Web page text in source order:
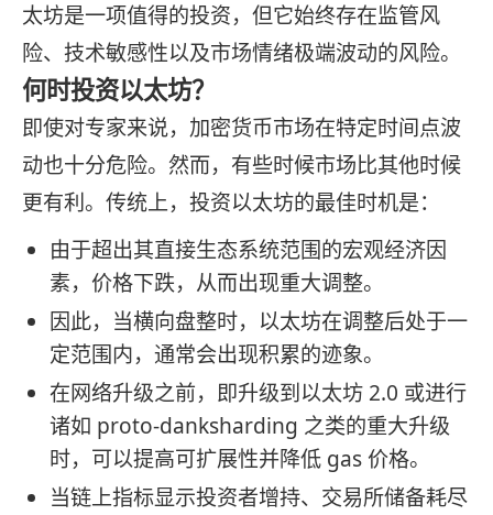
太坊是一项值得的投资，但它始终存在监管风
险、技术敏感性以及市场情绪极端波动的风险。
何时投资以太坊？
即使对专家来说，加密货币市场在特定时间点波
动也十分危险。然而，有些时候市场比其他时候
更有利。传统上，投资以太坊的最佳时机是：
由于超出其直接生态系统范围的宏观经济因
素，价格下跌，从而出现重大调整。
因此，当横向盘整时，以太坊在调整后处于一
定范围内，通常会出现积累的迹象。
在网络升级之前，即升级到以太坊 2.0 或进行
诸如 proto-danksharding 之类的重大升级
时，可以提高可扩展性并降低 gas 价格。
当链上指标显示投资者增持、交易所储备耗尽